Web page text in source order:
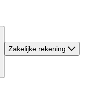
Zakelijke rekening